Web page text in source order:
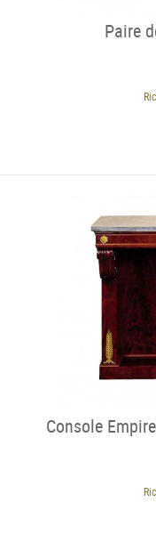
Paire
Console